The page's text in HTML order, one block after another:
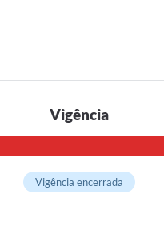
Vigência
Vigência encerrada